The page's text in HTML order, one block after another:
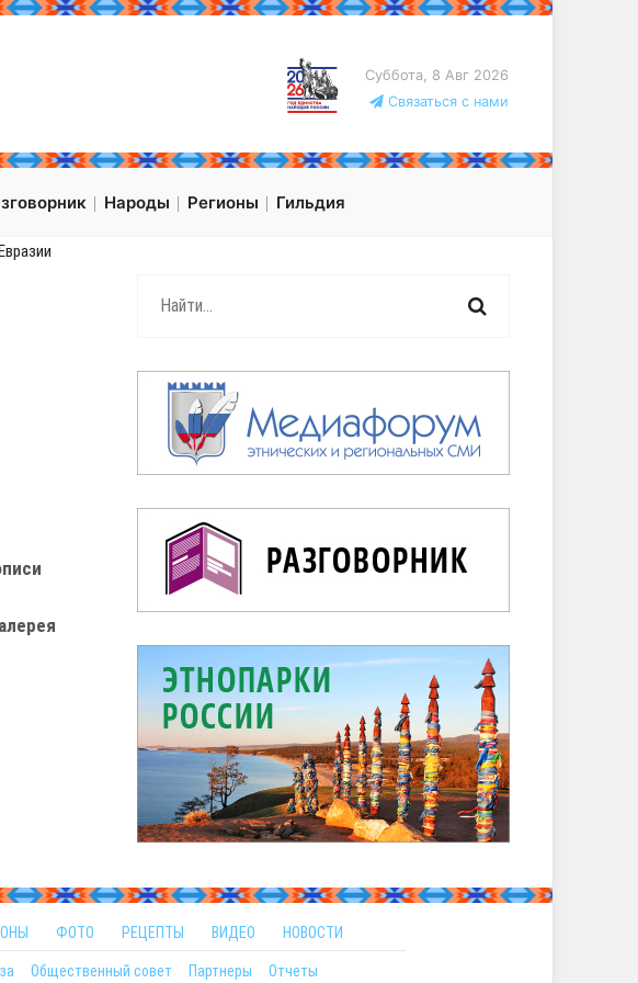
Суббота, 8 Авг 2026
Связаться с нами
Народы Регионы Гильдия
ФОТО РЕЦЕПТЫ ВИДЕО НОВОСТИ
Общественный совет Партнеры Отчеты